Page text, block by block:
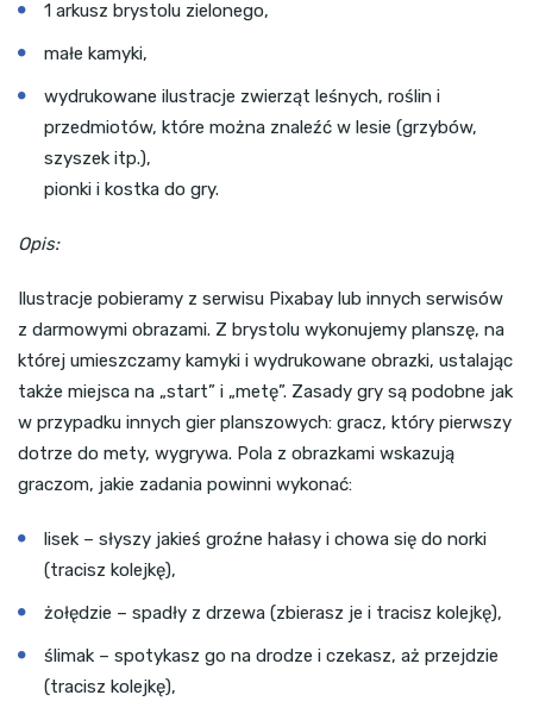
1 arkusz brystolu zielonego,
małe kamyki,
wydrukowane ilustracje zwierząt leśnych, roślin i
przedmiotów, które można znaleźć w lesie (grzybów,
szyszek itp.),
pionki i kostka do gry.
Opis:
Ilustracje pobieramy z serwisu Pixabay lub innych serwisów
z darmowymi obrazami. Z brystolu wykonujemy planszę, na
której umieszczamy kamyki i wydrukowane obrazki, ustalając
także miejsca na „start” i „metę”. Zasady gry są podobne jak
w przypadku innych gier planszowych: gracz, który pierwszy
dotrze do mety, wygrywa. Pola z obrazkami wskazują
graczom, jakie zadania powinni wykonać:
lisek – słyszy jakieś groźne hałasy i chowa się do norki
(tracisz kolejkę),
żołędzie – spadły z drzewa (zbierasz je i tracisz kolejkę),
ślimak – spotykasz go na drodze i czekasz, aż przejdzie
(tracisz kolejkę),